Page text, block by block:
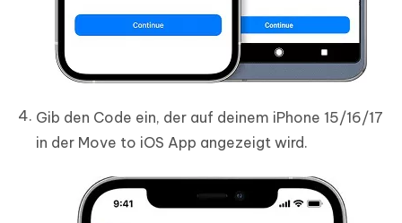
Gib den Code ein, der auf deinem iPhone 15/16/17
in der Move to iOS App angezeigt wird.